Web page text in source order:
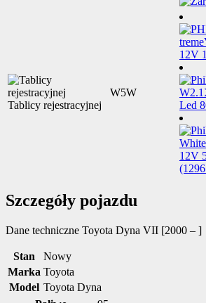
Tablicy rejestracyjnej
W5W
Szczegóły pojazdu
Dane techniczne Toyota Dyna VII [2000 – ]
Stan
Nowy
Marka Toyota
Model Toyota Dyna